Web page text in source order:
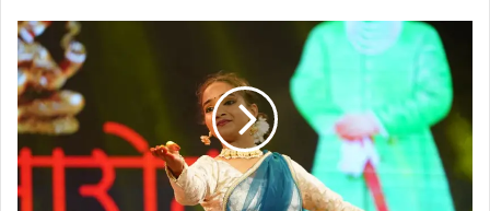
रैली
Chakradhar
Samaroh
:-
ओडिशा
की
मुक्ता
मेहर
ने